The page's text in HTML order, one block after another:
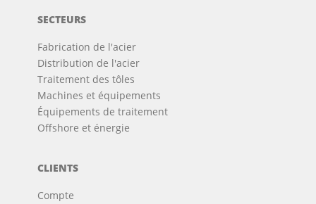
SECTEURS
Fabrication de l'acier
Distribution de l'acier
Traitement des tôles
Machines et équipements
Équipements de traitement
Offshore et énergie
CLIENTS
Compte